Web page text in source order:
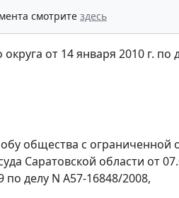
смотрите здесь
от 14 января 2010 г. по
общества с ограниченной
Саратовской области от
делу N А57-16848/2008,